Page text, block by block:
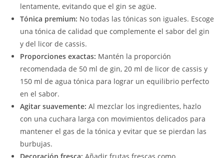
lentamente, evitando que el gin se agüe.
Tónica premium: No todas las tónicas son iguales. Escoge
una tónica de calidad que complemente el sabor del gin
y del licor de cassis.
Proporciones exactas: Mantén la proporción
recomendada de 50 ml de gin, 20 ml de licor de cassis y
150 ml de agua tónica para lograr un equilibrio perfecto
en el sabor.
Agitar suavemente: Al mezclar los ingredientes, hazlo
con una cuchara larga con movimientos delicados para
mantener el gas de la tónica y evitar que se pierdan las
burbujas.